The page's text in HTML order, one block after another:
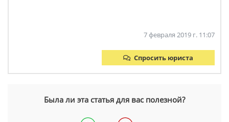
7 февраля 2019 г. 11:07
Спросить юриста
Была ли эта статья для вас полезной?